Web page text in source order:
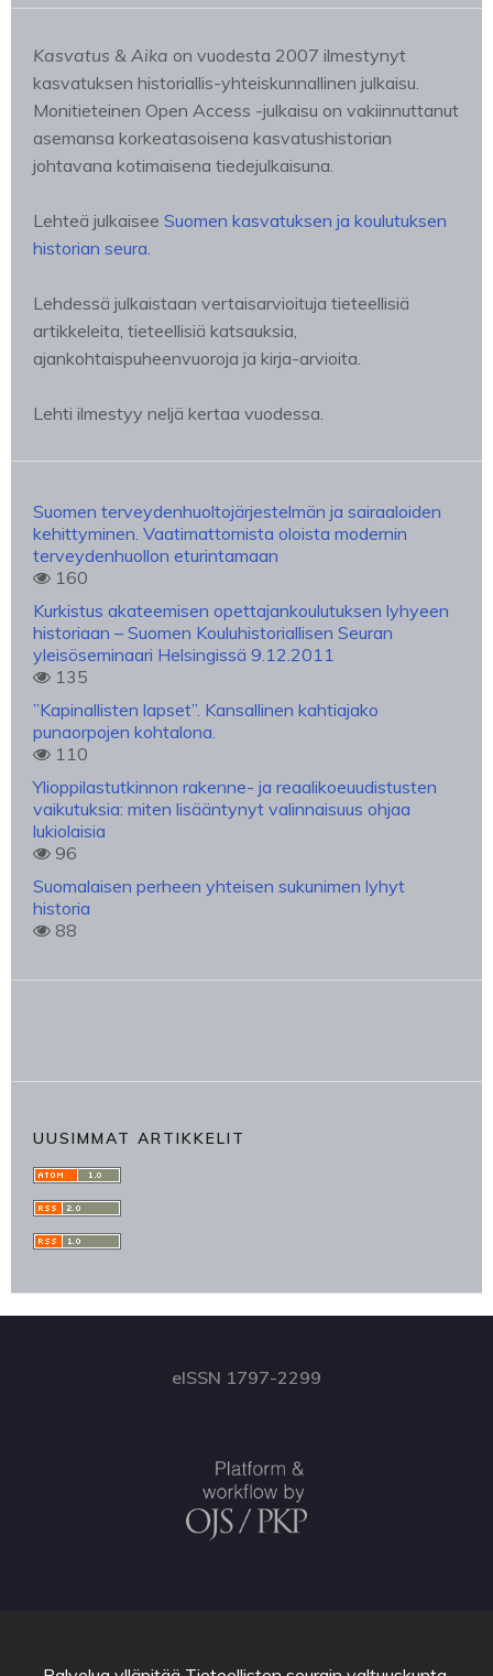
Kasvatus & Aika on vuodesta 2007 ilmestynyt
kasvatuksen historiallis-yhteiskunnallinen julkaisu.
Monitieteinen Open Access -julkaisu on vakiinnuttanut
asemansa korkeatasoisena kasvatushistorian
johtavana kotimaisena tiedejulkaisuna.
Lehteä julkaisee Suomen kasvatuksen ja koulutuksen
historian seura
Lehdessä julkaistaan vertaisarvioituja tieteellisiä
artikkeleita, tieteellisiä katsauksia,
ajankohtaispuheenvuoroja ja kirja-arvioita.
Lehti ilmestyy neljä kertaa vuodessa.
Suomen terveydenhuoltojärjestelmän ja sairaaloiden
kehittyminen. Vaatimattomista oloista modernin
terveydenhuollon eturintamaan
160
Kurkistus akateemisen opettajankoulutuksen lyhyeen
historiaan – Suomen Kouluhistoriallisen Seuran
yleisöseminaari Helsingissä 9.12.2011
135
”Kapinallisten lapset”. Kansallinen kahtiajako
punaorpojen kohtalona.
110
Ylioppilastutkinnon rakenne- ja reaalikoeuudistusten
vaikutuksia: miten lisääntynyt valinnaisuus ohjaa
lukiolaisia
96
Suomalaisen perheen yhteisen sukunimen lyhyt
historia
88
UUSIMMAT ARTIKKELIT
eISSN 1797-2299